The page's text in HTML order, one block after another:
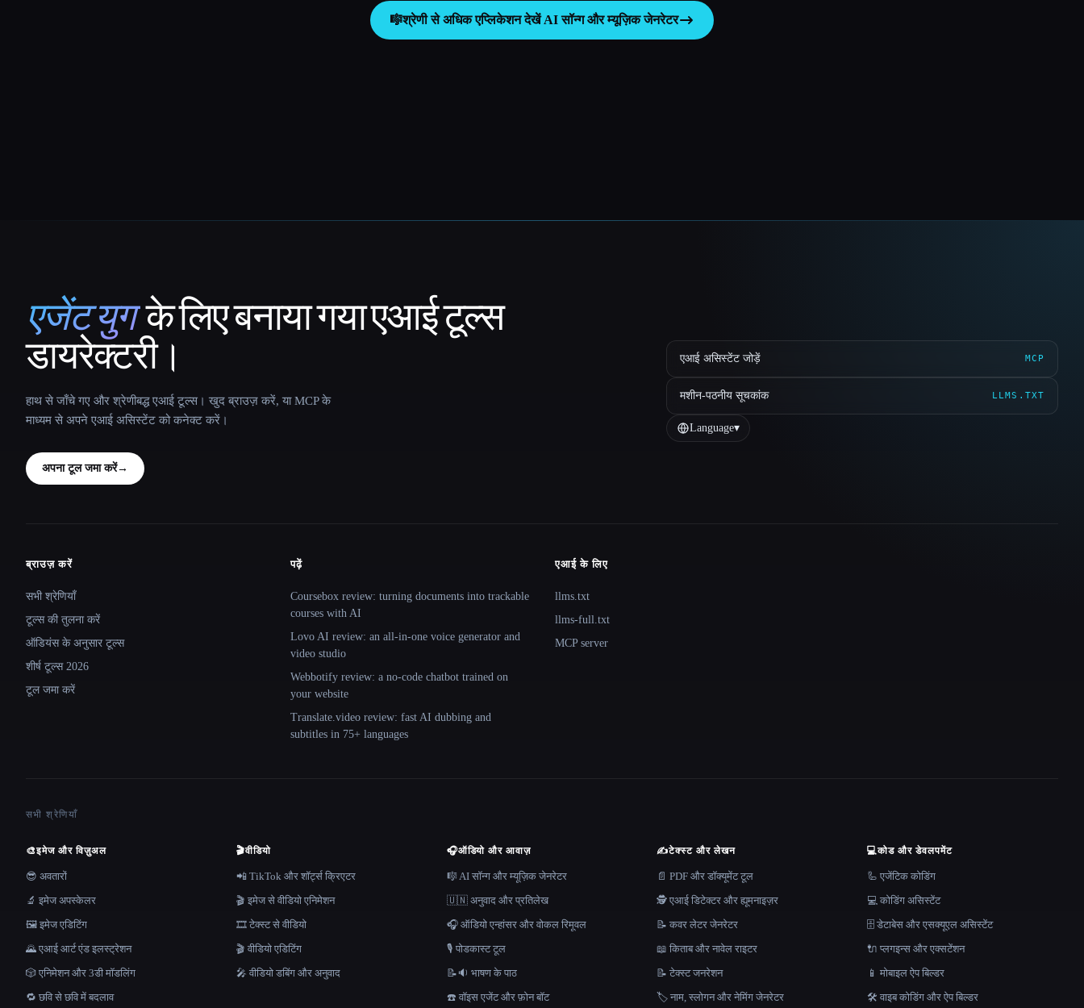
🎼श्रेणी से अधिक एप्लिकेशन देखेंAI सॉन्ग और म्यूज़िक जेनरेटर
That AI Collection
एजेंट युग के लिए बनाया गया एआई टूल्स
डायरेक्टरी।
हाथ से जाँचे गए और श्रेणीबद्ध एआई टूल्स। खुद ब्राउज़ करें, या MCP के
माध्यम से अपने एआई असिस्टेंट को कनेक्ट करें।
अपना टूल जमा करें→
एआई असिस्टेंट जोड़ें MCP
मशीन-पठनीय सूचकांक LLMS.TXT
Language▾
Site navigation
ब्राउज़ करें
सभी श्रेणियाँ
टूल्स की तुलना करें
ऑडियंस के अनुसार टूल्स
शीर्ष टूल्स 2026
टूल जमा करें
पढ़ें
Coursebox review: turning documents into trackable
courses with AI
Lovo AI review: an all-in-one voice generator and
video studio
Webbotify review: a no-code chatbot trained on
your website
Translate.video review: fast AI dubbing and
subtitles in 75+ languages
एआई के लिए
llms.txt
llms-full.txt
MCP server
सभी श्रेणियाँ
🎨इमेज और विज़ुअल
😎 अवतारों
🔬 इमेज अपस्केलर
🖼️ इमेज एडिटिंग
🌄 एआई आर्ट एंड इलस्ट्रेशन
🎲 एनिमेशन और 3डी मॉडलिंग
🔁 छवि से छवि में बदलाव
🎬वीडियो
📲 TikTok और शॉर्ट्स क्रिएटर
🎬 इमेज से वीडियो एनिमेशन
🎞️ टेक्स्ट से वीडियो
🎬 वीडियो एडिटिंग
🎤 वीडियो डबिंग और अनुवाद
🎧ऑडियो और आवाज़
🎼 AI सॉन्ग और म्यूज़िक जेनरेटर
🇺🇳 अनुवाद और प्रतिलेख
🎧 ऑडियो एन्हांसर और वोकल रिमूवल
🎙️ पोडकास्ट टूल
📝🔉 भाषण के पाठ
☎️ वॉइस एजेंट और फ़ोन बॉट
✍️टेक्स्ट और लेखन
📄 PDF और डॉक्यूमेंट टूल
🕵️ एआई डिटेक्टर और ह्यूमनाइज़र
📝 कवर लेटर जेनरेटर
📖 किताब और नावेल राइटर
📝 टेक्स्ट जनरेशन
🏷️ नाम, स्लोगन और नेमिंग जेनरेटर
💻कोड और डेवलपमेंट
🦾 एजेंटिक कोडिंग
💻 कोडिंग असिस्टेंट
🗄️ डेटाबेस और एसक्यूएल असिस्टेंट
🔌 प्लगइन्स और एक्सटेंशन
📱 मोबाइल ऐप बिल्डर
🛠️ वाइब कोडिंग और ऐप बिल्डर